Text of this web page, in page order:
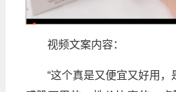
视频文案内容：
“这个真是又便宜又好用